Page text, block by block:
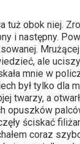
tuż obok niej.
i następny.
ale
mnie w
był tylko dla
twarzy, a
opuszków
ściskać
coraz